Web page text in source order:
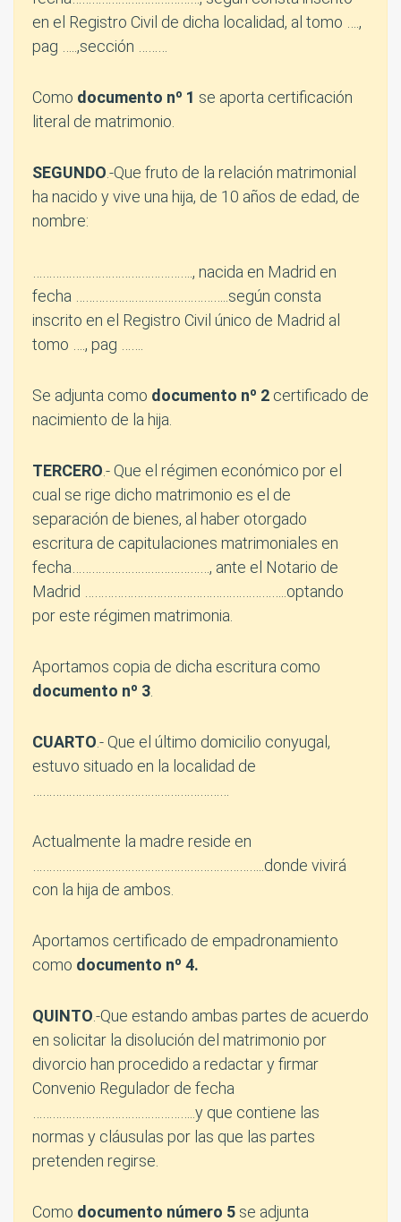
en el Registro Civil de dicha localidad, al tomo ….,
pag …..,sección ………
Como documento nº 1 se aporta certificación
literal de matrimonio.
SEGUNDO.-Que fruto de la relación matrimonial
ha nacido y vive una hija, de 10 años de edad, de
nombre:
…………………………………………., nacida en Madrid en
fecha ………………………………………..según consta
inscrito en el Registro Civil único de Madrid al
tomo …., pag …….
Se adjunta como documento nº 2 certificado de
nacimiento de la hija.
TERCERO.- Que el régimen económico por el
cual se rige dicho matrimonio es el de
separación de bienes, al haber otorgado
escritura de capitulaciones matrimoniales en
fecha……………………………………, ante el Notario de
Madrid ……………………………………………………..optando
por este régimen matrimonia.
Aportamos copia de dicha escritura como
documento nº 3
CUARTO.- Que el último domicilio conyugal,
estuvo situado en la localidad de
Actualmente la madre reside en
……………………………………………………………..donde vivirá
con la hija de ambos.
Aportamos certificado de empadronamiento
como documento nº 4.
QUINTO.-Que estando ambas partes de acuerdo
en solicitar la disolución del matrimonio por
divorcio han procedido a redactar y firmar
Convenio Regulador de fecha
…………………………………………..y que contiene las
normas y cláusulas por las que las partes
pretenden regirse.
Como documento número 5 se adjunta